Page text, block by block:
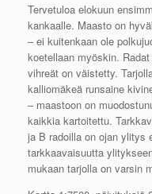
Tervetuloa elokuun
kankaalle. Maasto on
– ei kuitenkaan ole
koetellaan myöskin.
vihreät on väistetty.
kalliomäkeä runsaine
– maastoon on
kaikkia kartoitettu.
ja B radoilla on ojan ylitys
tarkkaavaisuutta
mukaan tarjolla on varsin